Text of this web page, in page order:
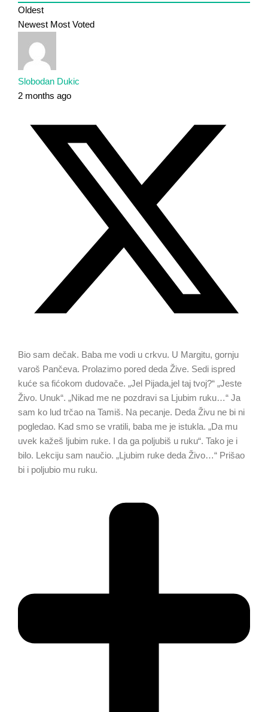
Oldest
Newest Most Voted
Slobodan Dukic
2 months ago
Bio sam dečak. Baba me vodi u crkvu. U Margitu, gornju
varoš Pančeva. Prolazimo pored deda Žive. Sedi ispred
kuće sa fićokom dudovače. „Jel Pijada,jel taj tvoj?“ „Jeste
Živo. Unuk“. „Nikad me ne pozdravi sa Ljubim ruku…“ Ja
sam ko lud trčao na Tamiš. Na pecanje. Deda Živu ne bi ni
pogledao. Kad smo se vratili, baba me je istukla. „Da mu
uvek kažeš ljubim ruke. I da ga poljubiš u ruku“. Tako je i
bilo. Lekciju sam naučio. „Ljubim ruke deda Živo…“ Prišao
bi i poljubio mu ruku.